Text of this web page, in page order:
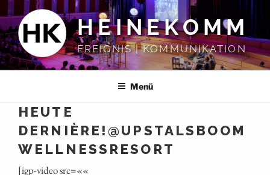
Inhalt
springen
HEINEKOMM
EREIGNIS | KOMMUNIKATION
Menü
HEUTE
DERNIÈRE!@UPSTALSBOOM
WELLNESSRESORT
[igp-video src=««